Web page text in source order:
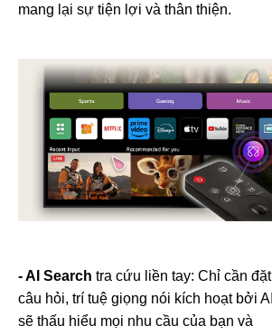
mang lại sự tiện lợi và thân thiện.
- AI Search tra cứu liền tay: Chỉ cần đặt
câu hỏi, trí tuệ giọng nói kích hoạt bởi AI
sẽ thấu hiểu mọi nhu cầu của bạn và